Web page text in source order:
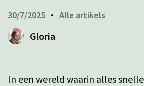
Gloria
30/7/2025 Alle artikels
In een wereld waarin alles